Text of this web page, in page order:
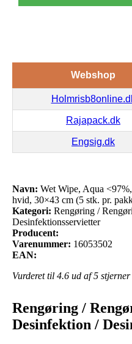
Webshop
Rajapack.dk
Engsig.dk
Navn: Wet Wipe, Aqua
hvid, 30×43 cm (5 stk. pr.
Kategori: Rengøring /
Desinfektionsservietter
Producent:
Varenummer: 16053502
EAN:
Vurderet til 4.6 ud af 5 stjerner
Rengøring /
Desinfektion /